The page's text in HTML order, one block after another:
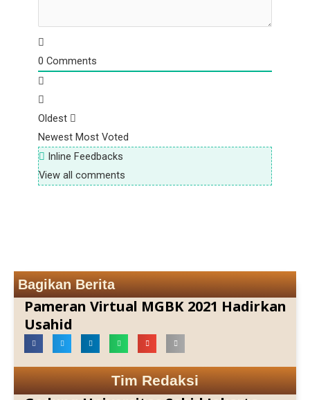
0 Comments
Oldest
Newest Most Voted
Inline Feedbacks
View all comments
Bagikan Berita
Pameran Virtual MGBK 2021 Hadirkan
Usahid
Tim Redaksi